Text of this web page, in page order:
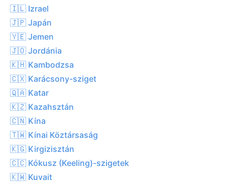
🇮🇱 Izrael
🇯🇵 Japán
🇾🇪 Jemen
🇯🇴 Jordánia
🇰🇭 Kambodzsa
🇨🇽 Karácsony-sziget
🇶🇦 Katar
🇰🇿 Kazahsztán
🇨🇳 Kína
🇹🇼 Kínai Köztársaság
🇰🇬 Kirgizisztán
🇨🇨 Kókusz (Keeling)-szigetek
🇰🇼 Kuvait